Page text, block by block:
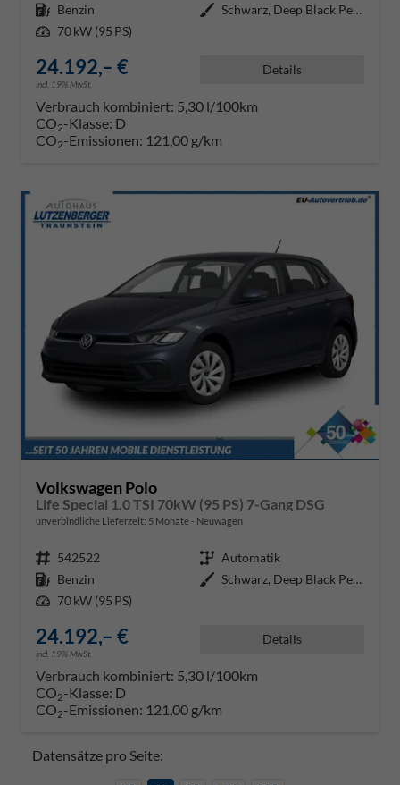
Kraftstoff Benzin Außenfarbe
Schwarz, Deep Black Perleffekt (
Leistung 70 kW (95 PS)
24.192,– €
incl. 19% MwSt.
Details
Verbrauch kombiniert: 5,30 l/100km
CO2-Klasse: D
CO2-Emissionen: 121,00 g/km
Volkswagen Polo
Life Special 1.0 TSI 70kW (95 PS) 7-Gang DSG
unverbindliche Lieferzeit: 5 Monate Neuwagen
Fahrzeugnr. 542522 Getriebe Automatik
Kraftstoff Benzin Außenfarbe
Schwarz, Deep Black Perleffekt (
Leistung 70 kW (95 PS)
24.192,– €
incl. 19% MwSt.
Details
Verbrauch kombiniert: 5,30 l/100km
CO2-Klasse: D
CO2-Emissionen: 121,00 g/km
Datensätze pro Seite: